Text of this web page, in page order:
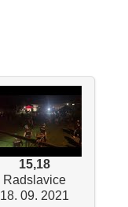
15,18
Radslavice
18. 09. 2021